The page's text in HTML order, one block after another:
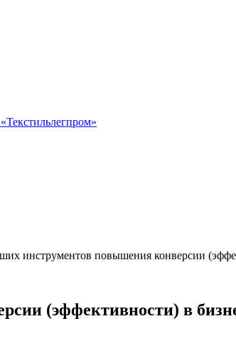
инструментов повышения конверсии
(эффективности) в